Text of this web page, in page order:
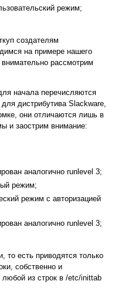
режим;
создателям
на примере нашего
рассмотрим
начала перечисляются
дистрибутива Slackware,
они отличаются лишь в
и заострим внимание:
аналогично runlevel 3;
режим;
режим с авторизацией
аналогично runlevel 3;
то есть приводятся только
собственно и
из строк в /etc/inittab